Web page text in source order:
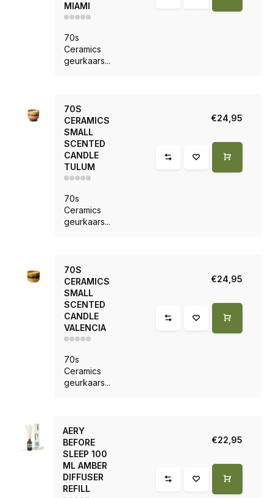
MIAMI
70s
Ceramics
geurkaars...
70S
CERAMICS
SMALL
SCENTED
CANDLE
TULUM
70s
Ceramics
geurkaars...
€24,95
70S
CERAMICS
SMALL
SCENTED
CANDLE
VALENCIA
70s
Ceramics
geurkaars...
€24,95
AERY
BEFORE
SLEEP 100
ML AMBER
DIFFUSER
REFILL
€22,95